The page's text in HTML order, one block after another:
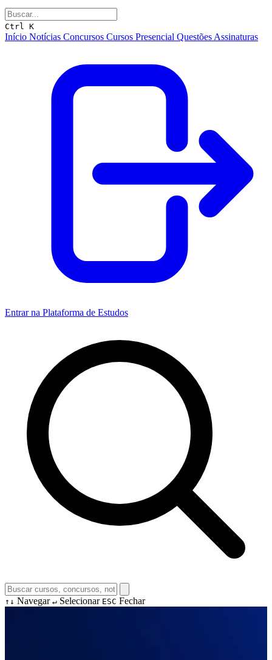
Ctrl K
Início Notícias Concursos Cursos Presencial Questões Assinaturas
Entrar na Plataforma de Estudos
↑↓ Navegar ↵ Selecionar ESC Fechar